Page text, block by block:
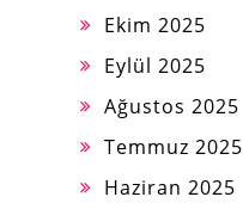
Ekim 2025
Eylül 2025
Ağustos 2025
Temmuz 2025
Haziran 2025